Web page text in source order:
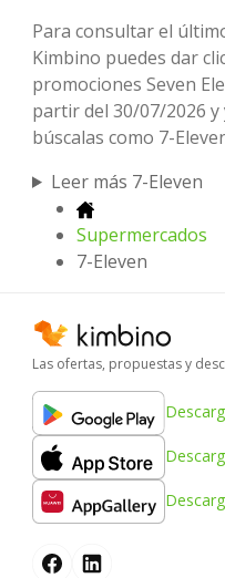
Para consultar el
Kimbino puedes dar
promociones Seven
partir del 30/07/2026
búscalas como 7-
Leer más 7-Eleven
Supermercados
7-Eleven
Las ofertas, propuestas y